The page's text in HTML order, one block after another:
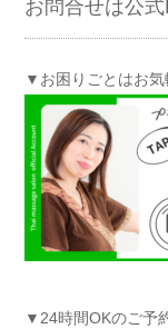
お問合せは公
▼お困りごとはお
▼24時間OKのご予